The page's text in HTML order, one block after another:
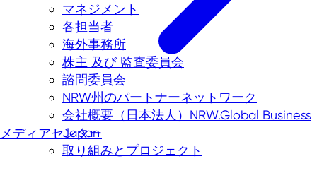
マネジメント
各担当者
海外事務所
株主 及び 監査委員会
諮問委員会
NRW州のパートナーネットワーク
会社概要（日本法人）NRW.Global Business
Japan
取り組みとプロジェクト
メディアセンター